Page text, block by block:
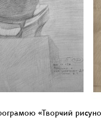
«Творчий